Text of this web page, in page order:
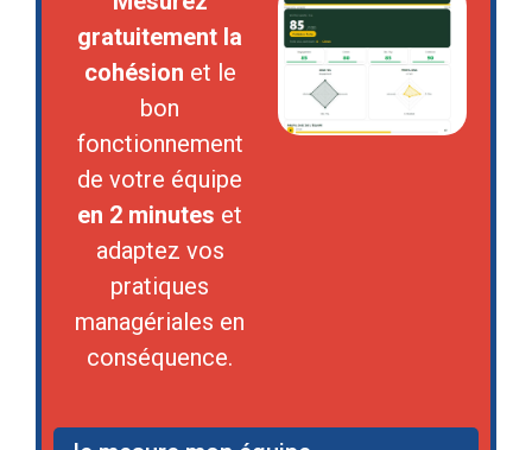
gratuitement la
cohésion et le
bon
fonctionnement
de votre équipe
en 2 minutes et
adaptez vos
pratiques
managériales en
conséquence.